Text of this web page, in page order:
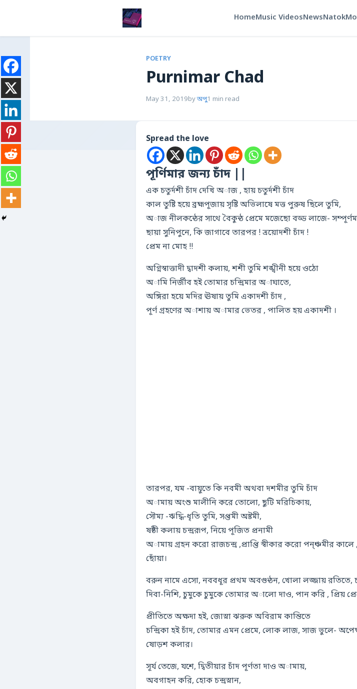
HomeMusic VideosNewsNatok
POETRY
Purnimar Chad
May 31, 2019byঅপু1 min read
Spread the love
পূর্ণিমার জন্য চাঁদ ||
এক চতুর্দশী চাঁদ দেখি অাজ , হায় চতুর্দশী চাঁদ
কাল তুষ্টি হয়ে ব্রহ্মপূজায় সৃষ্টি অভিলাষে মত্ত পুরুষ ছিলে তুমি,
অাজ নীলকন্ঠের সাথে বৈকুন্ঠ প্রেমে মজেছো বড্ড লাজে-
ছায়া সুনিপুনে, কি জাগাবে তারপর ! ত্রয়োদশী চাঁদ !
প্রেম না মোহ !!
অগ্নিস্বাত্তাদী দ্বাদশী কলায়, শশী তুমি শঙ্খীনী হয়ে ওঠো
অামি নির্জীব হই তোমার চন্দ্রিমার অাঘাতে,
অঙ্গিরা হয়ে মদির ঊষায় তুমি একাদশী চাঁদ ,
পূর্ণ গ্রহণের অাশায় অামার ভেতর , পালিত হয় একাদশী ।
তারপর, যম -বায়ুতে কি নবমী অথবা দশমীর তুমি চাঁদ
অামায় অংশু মালীনি করে তোলো, ছুটি মরিচিকায়,
সৌম্য -ঋদ্ধি-ধৃতি তুমি, সপ্তমী অষ্টমী,
ষষ্ঠী কলায় চন্দ্ররূপ, নিয়ে পূজিত প্রনামী
অামায় গ্রহন করো রাজচন্দ্র ,প্রাপ্তি স্বীকার করো পন্ঞ্চমীর
ছোঁয়া।
বরুন নামে এসো, নববধূর প্রথম অবগুন্ঠন, খোলা লজ্জায় রতিতে,
দিবা-নিশি, চুমুকে চুমুকে তোমার অালো দাও, পান করি , প্রিয়
প্রীতিতে অক্ষদা হই, জোস্না ঝরুক অবিরাম কান্তিতে
চন্দ্রিকা হই চাঁদ, তোমার এমন প্রেমে, লোক লাজ, সাজ ভুলে-
ষোড়শ কলার।
সূর্য তেজে, যশে, দ্বিতীয়ার চাঁদ পূর্ণতা দাও অামায়,
অবগাহন করি, হোক চন্দ্রস্নান,